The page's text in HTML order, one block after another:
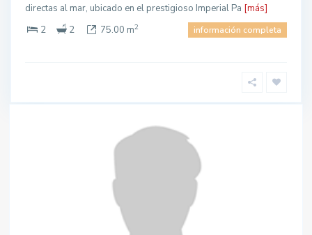
directas al mar, ubicado en el prestigioso Imperial Pa [más]
2
2 75.00 m2 información completa